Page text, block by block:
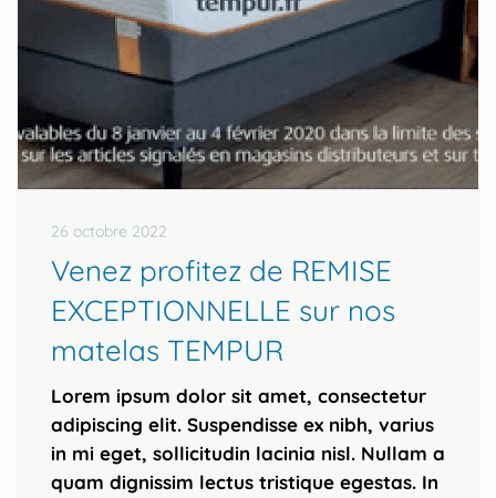
26 octobre 2022
Venez profitez de REMISE
EXCEPTIONNELLE sur nos
matelas TEMPUR
Lorem ipsum dolor sit amet, consectetur
adipiscing elit. Suspendisse ex nibh, varius
in mi eget, sollicitudin lacinia nisl. Nullam a
quam dignissim lectus tristique egestas. In